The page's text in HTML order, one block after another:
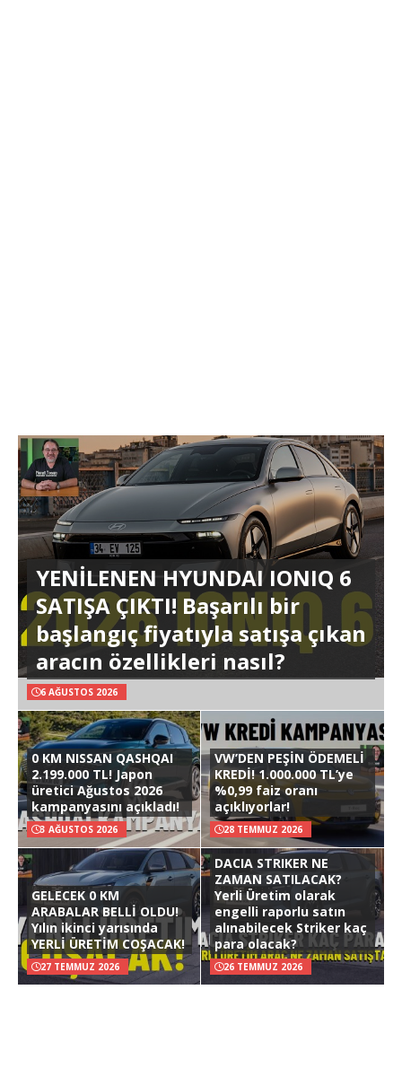
YENİLENEN HYUNDAI IONIQ 6
SATIŞA ÇIKTI! Başarılı bir
başlangıç fiyatıyla satışa çıkan
aracın özellikleri nasıl?
6 AĞUSTOS 2026
0 KM NISSAN QASHQAI
2.199.000 TL! Japon
üretici Ağustos 2026
kampanyasını açıkladı!
3 AĞUSTOS 2026
VW’DEN PEŞİN ÖDEMELİ
KREDİ! 1.000.000 TL’ye
%0,99 faiz oranı
açıklıyorlar!
28 TEMMUZ 2026
GELECEK 0 KM
ARABALAR BELLİ OLDU!
Yılın ikinci yarısında
YERLİ ÜRETİM COŞACAK!
27 TEMMUZ 2026
DACIA STRIKER NE
ZAMAN SATILACAK?
Yerli Üretim olarak
engelli raporlu satın
alınabilecek Striker kaç
para olacak?
26 TEMMUZ 2026